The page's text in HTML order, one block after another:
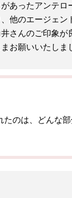
あったアンテロ
他のエージェン
さんのご印象が
お願いいたしま
のは、どんな